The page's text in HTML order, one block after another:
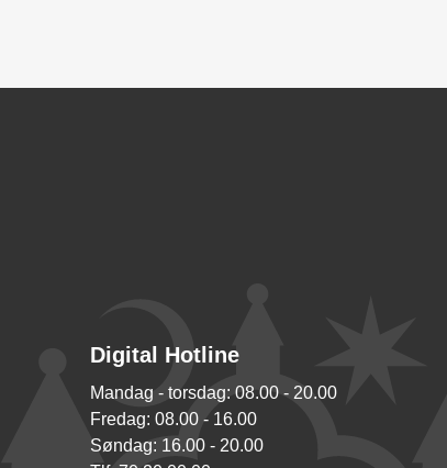
Digital Hotline
Mandag - torsdag: 08.00 - 20.00
Fredag: 08.00 - 16.00
Søndag: 16.00 - 20.00